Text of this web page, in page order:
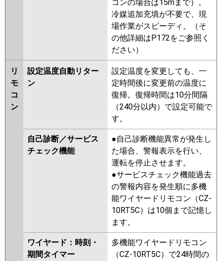
コンの場合は15mまで）。
冷媒追加充填が不要で、現
場作業がスピーディ。（そ
の他詳細はP172をご参照く
ださい）
リ
モ
コ
ン
設定温度自動リター
ン
設定温度を変更しても、一
定時間後に変更前の温度に
復帰。復帰時間は10分間隔
（240分以内）で設定可能で
す。
自己診断／サービス
チェック機能
●自己診断機能異常が発生し
た場合、警報表示を行い、
運転を停止させます。
●サービスチェック機能過去
の警報内容を発生順に多機
能ワイヤードリモコン（CZ-
10RT5C）は10個まで記憶し
ます。
ワイヤード：時刻・
期間タイマー
多機能ワイヤードリモコン
（CZ-10RT5C）で24時間の